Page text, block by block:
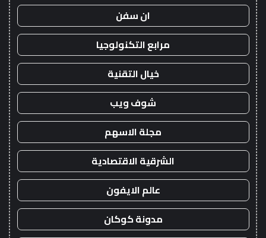
ان سفن
مرابع التكنولوجيا
خيال التقنية
شوف ويب
مجلة الاسهم
الشرقية الاقتصادية
عالم الايفون
مدونة كوكان